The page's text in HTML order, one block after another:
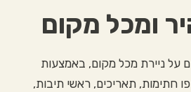
ומכל מקום
על ניירת מכל מקום, באמצעות
חתימות, תאריכים, ראשי תיבות,